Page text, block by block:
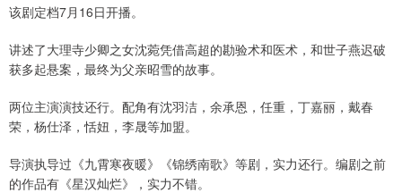
该剧定档7月16日开播。
讲述了大理寺少卿之女沈菀凭借高超的勘验术和医术，和世子燕迟破
获多起悬案，最终为父亲昭雪的故事。
两位主演演技还行。配角有沈羽洁，余承恩，任重，丁嘉丽，戴春
荣，杨仕泽，恬妞，李晟等加盟。
导演执导过《九霄寒夜暖》《锦绣南歌》等剧，实力还行。编剧之前
的作品有《星汉灿烂》，实力不错。